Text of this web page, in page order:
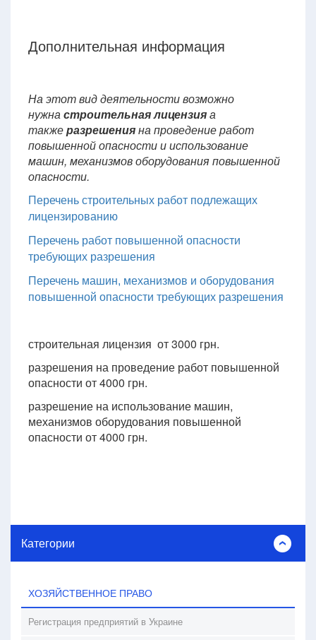
Дополнительная информация
На этот вид деятельности возможно
нужнастроительная лицензияа
такжеразрешенияна проведение работ
повышенной опасности и использование
машин, механизмов оборудования повышенной
опасности.
Перечень строительных работ подлежащих
лицензированию
Перечень работ повышенной опасности
требующих разрешения
Перечень машин, механизмов и оборудования
повышенной опасности требующих разрешения
строительная лицензия от 3000 грн.
разрешения на проведение работ повышенной
опасности от 4000 грн.
разрешение на использование машин,
механизмов оборудования повышенной
опасности от 4000 грн.
Категории
ХОЗЯЙСТВЕННОЕ ПРАВО
Регистрация предприятий в Украине